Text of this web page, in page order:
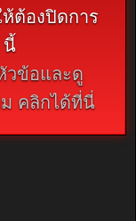
ต้องปิดการ
นี้
วข้อและดู
คลิกได้ที่นี่